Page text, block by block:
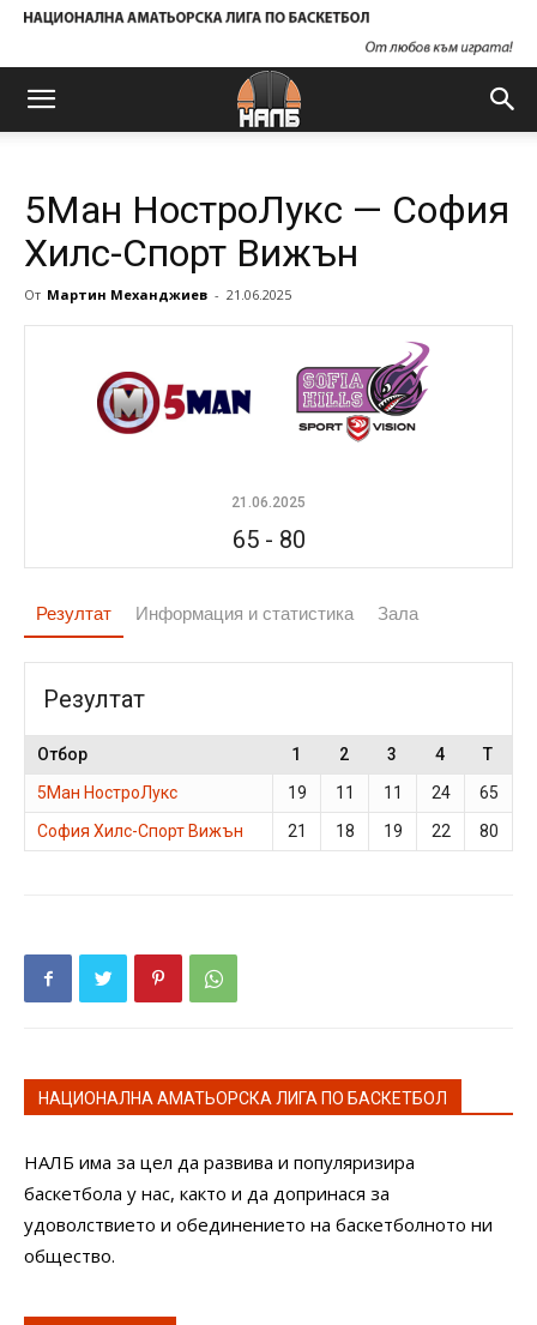
5Ман НостроЛукс — София
Хилс-Спорт Вижън
От Мартин Механджиев - 21.06.2025
21.06.2025
65- 80
Резултат Информация и статистика Зала
Резултат
Отбор 1 2 3 4
T
5Ман НостроЛукс
19 11 11 24
65
София Хилс-Спорт Вижън
21 18 19 22 80
НАЦИОНАЛНА АМАТЬОРСКА ЛИГА ПО БАСКЕТБОЛ
НАЛБ има за цел да развива и популяризира
баскетбола у нас, както и да допринася за
удоволствието и обединението на баскетболното ни
общество.